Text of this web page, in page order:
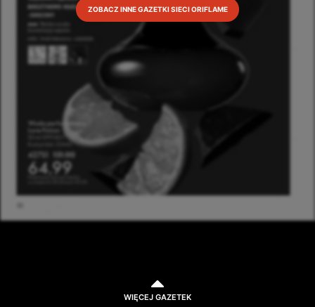
ZOBACZ INNE GAZETKI SIECI ORIFLAME
WIĘCEJ GAZETEK